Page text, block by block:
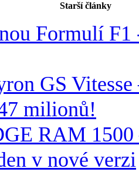
Starší články
Formulí F1
GS
milionů!
RAM 1500
v nové verzi